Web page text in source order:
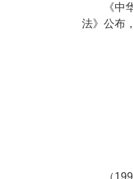
《
法》公布